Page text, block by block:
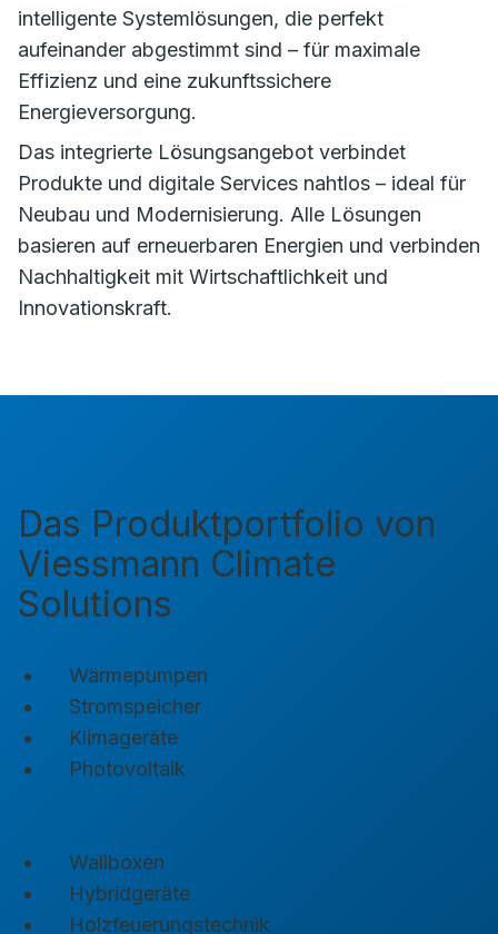
intelligente Systemlösungen, die perfekt
aufeinander abgestimmt sind – für maximale
Effizienz und eine zukunftssichere
Energieversorgung.
Das integrierte Lösungsangebot verbindet
Produkte und digitale Services nahtlos – ideal für
Neubau und Modernisierung. Alle Lösungen
basieren auf erneuerbaren Energien und verbinden
Nachhaltigkeit mit Wirtschaftlichkeit und
Innovationskraft.
Das Produktportfolio von
Viessmann Climate
Solutions
Wärmepumpen
Stromspeicher
Klimageräte
Photovoltaik
Wallboxen
Hybridgeräte
Holzfeuerungstechnik